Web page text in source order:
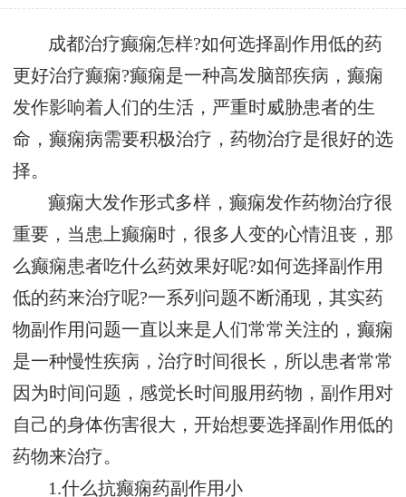
成都治疗癫痫怎样?如何选择副作用低的药
更好治疗癫痫?癫痫是一种高发脑部疾病，癫痫
发作影响着人们的生活，严重时威胁患者的生
命，癫痫病需要积极治疗，药物治疗是很好的选
择。
癫痫大发作形式多样，癫痫发作药物治疗很
重要，当患上癫痫时，很多人变的心情沮丧，那
么癫痫患者吃什么药效果好呢?如何选择副作用
低的药来治疗呢?一系列问题不断涌现，其实药
物副作用问题一直以来是人们常常关注的，癫痫
是一种慢性疾病，治疗时间很长，所以患者常常
因为时间问题，感觉长时间服用药物，副作用对
自己的身体伤害很大，开始想要选择副作用低的
药物来治疗。
1.什么抗癫痫药副作用小